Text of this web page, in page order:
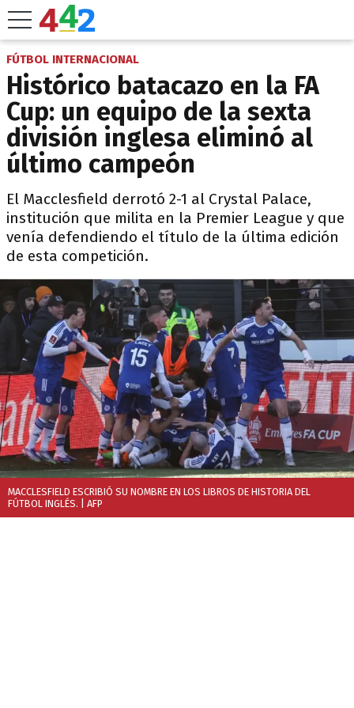
FÚTBOL INTERNACIONAL
Histórico batacazo en la FA
Cup: un equipo de la sexta
división inglesa eliminó al
último campeón
El Macclesfield derrotó 2-1 al Crystal Palace,
institución que milita en la Premier League y que
venía defendiendo el título de la última edición
de esta competición.
MACCLESFIELD ESCRIBIÓ SU NOMBRE EN LOS LIBROS DE HISTORIA DEL
FÚTBOL INGLÉS. | AFP